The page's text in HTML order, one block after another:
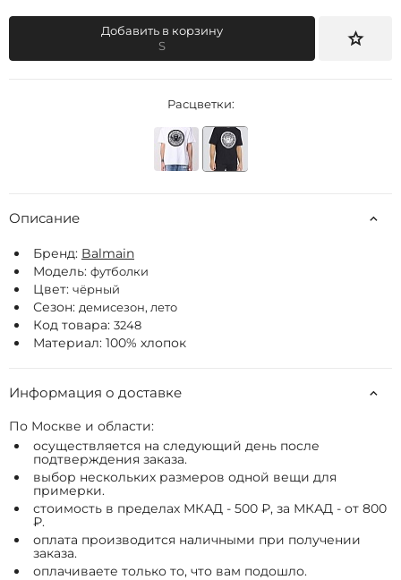
Добавить в корзину
S
Расцветки:
Описание
Бренд: Balmain
Модель: футболки
Цвет: чёрный
Сезон: демисезон, лето
Код товара: 3248
Материал: 100% хлопок
Информация о доставке
По Москве и области:
осуществляется на следующий день после
подтверждения заказа.
выбор нескольких размеров одной вещи для
примерки.
стоимость в пределах МКАД - 500 ₽, за МКАД - от 800
₽.
оплата производится наличными при получении
заказа.
оплачиваете только то, что вам подошло.